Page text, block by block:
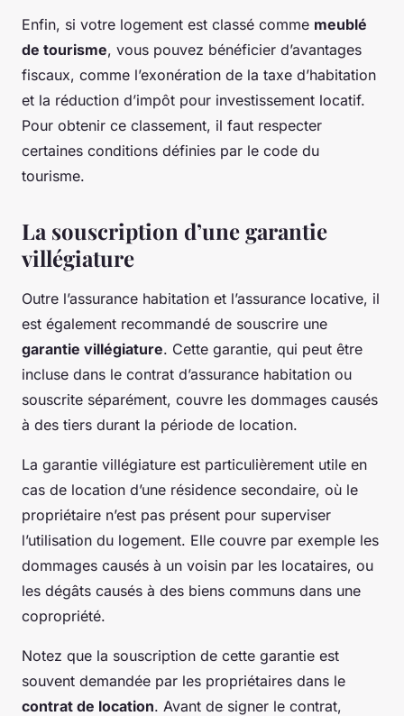
Enfin, si votre logement est classé comme meublé
de tourisme, vous pouvez bénéficier d’avantages
fiscaux, comme l’exonération de la taxe d’habitation
et la réduction d’impôt pour investissement locatif.
Pour obtenir ce classement, il faut respecter
certaines conditions définies par le code du
tourisme.
La souscription d’une garantie
villégiature
Outre l’assurance habitation et l’assurance locative, il
est également recommandé de souscrire une
garantie villégiature. Cette garantie, qui peut être
incluse dans le contrat d’assurance habitation ou
souscrite séparément, couvre les dommages causés
à des tiers durant la période de location.
La garantie villégiature est particulièrement utile en
cas de location d’une résidence secondaire, où le
propriétaire n’est pas présent pour superviser
l’utilisation du logement. Elle couvre par exemple les
dommages causés à un voisin par les locataires, ou
les dégâts causés à des biens communs dans une
copropriété.
Notez que la souscription de cette garantie est
souvent demandée par les propriétaires dans le
contrat de location. Avant de signer le contrat,